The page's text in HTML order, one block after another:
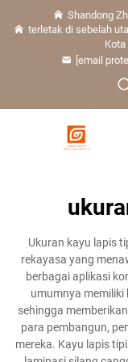
Shandong
terletak di sebelah
Kota
[email
Ukuran kayu lapis
rekayasa yang
berbagai aplikasi
umumnya
sehingga
para pembangun,
mereka. Kayu lapis